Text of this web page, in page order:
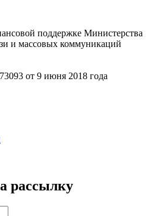
поддержке Министерства
и массовых коммуникаций
от 9 июня 2018 года
рассылку